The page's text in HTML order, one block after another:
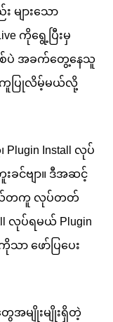
များသော
ကိုရွေ့ပြီးမှ
စ်ပဲ အခက်တွေ့နေသူ
ကူပြုလိမ့်မယ်လို့
Plugin Install လုပ်
ခင်ဗျာ။ ဒီအဆင့်
ယ်တကူ လုပ်တတ်
လုပ်ရမယ် Plugin
ာ ဖော်ပြပေး
ေအမျိုးမျိုးရှိတဲ့